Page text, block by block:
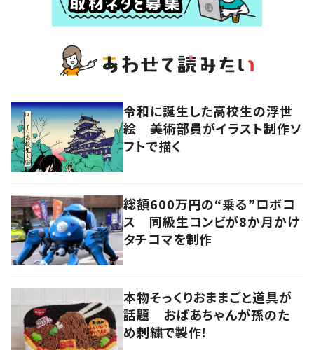
令和に誕生した高校生の浮世
絵 美術部員がイラスト制作ソ
フトで描く
総額600万円の“乗る”ロボコ
ス 同級生コンビが8か月かけ
タチコマを制作
本物そっくりおままごと道具が
話題 おばあちゃんが孫のた
め刺繍で製作！